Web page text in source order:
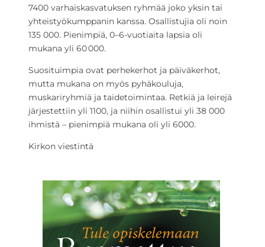
7400 varhaiskasvatuksen ryhmää joko yksin tai
yhteistyökumppanin kanssa. Osallistujia oli noin
135 000. Pienimpiä, 0–6-vuotiaita lapsia oli
mukana yli 60 000.
Suosituimpia ovat perhekerhot ja päiväkerhot,
mutta mukana on myös pyhäkouluja,
muskariryhmiä ja taidetoimintaa. Retkiä ja leirejä
järjestettiin yli 1100, ja niihin osallistui yli 38 000
ihmistä – pienimpiä mukana oli yli 6000.
Kirkon viestintä